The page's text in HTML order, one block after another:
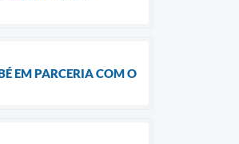
EM PARCERIA COM O